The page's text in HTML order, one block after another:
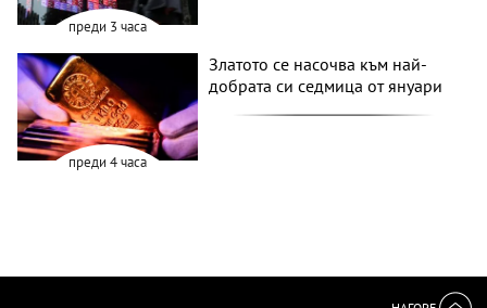
преди 3 часа
преди 4 часа
Златото се насочва към най-
добрата си седмица от януари